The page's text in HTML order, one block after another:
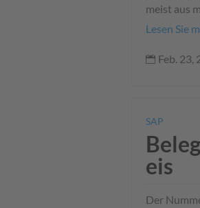
meist aus
Lesen Sie
 Feb. 23,
SAP
eis
Der